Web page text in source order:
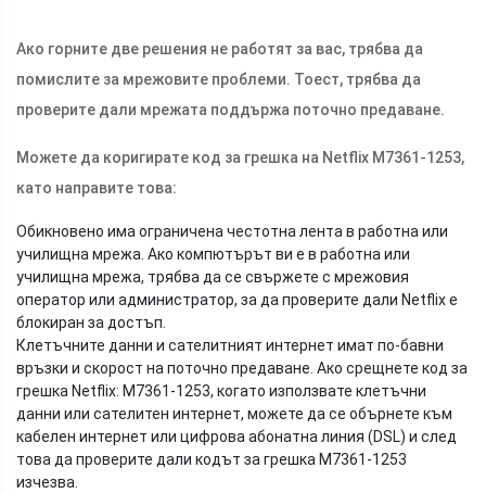
Ако горните две решения не работят за вас, трябва да
помислите за мрежовите проблеми. Тоест, трябва да
проверите дали мрежата поддържа поточно предаване.
Можете да коригирате код за грешка на Netflix M7361-1253,
като направите това:
Обикновено има ограничена честотна лента в работна или
училищна мрежа. Ако компютърът ви е в работна или
училищна мрежа, трябва да се свържете с мрежовия
оператор или администратор, за да проверите дали Netflix е
блокиран за достъп.
Клетъчните данни и сателитният интернет имат по-бавни
връзки и скорост на поточно предаване. Ако срещнете код за
грешка Netflix: M7361-1253, когато използвате клетъчни
данни или сателитен интернет, можете да се обърнете към
кабелен интернет или цифрова абонатна линия (DSL) и след
това да проверите дали кодът за грешка M7361-1253
изчезва.